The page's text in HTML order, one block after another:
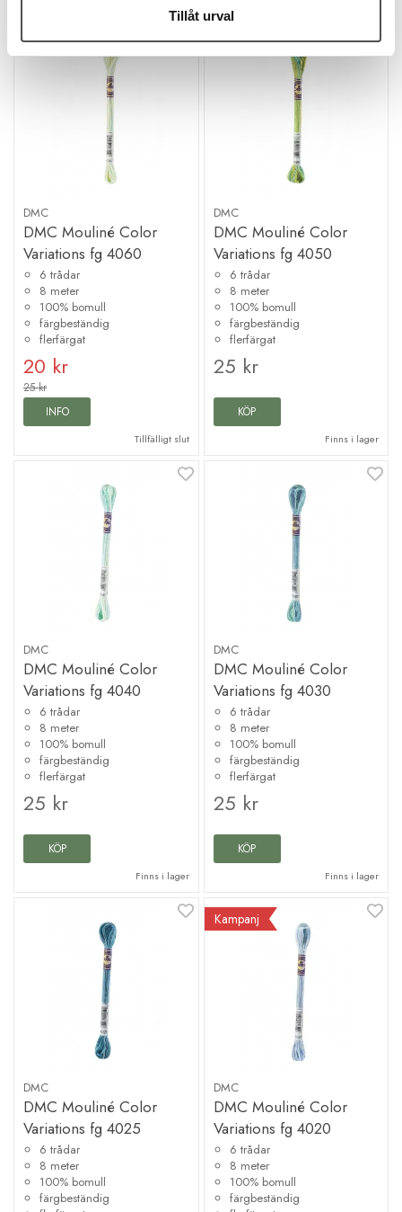
Tillåt urval
Kampanj
DMC
DMC Mouliné Color
Variations fg 4060
6 trådar
8 meter
100% bomull
färgbeständig
flerfärgat
20 kr
25 kr
INFO
Tillfälligt slut
DMC
DMC Mouliné Color
Variations fg 4050
6 trådar
8 meter
100% bomull
färgbeständig
flerfärgat
25 kr
KÖP
Finns i lager
DMC
DMC Mouliné Color
Variations fg 4040
6 trådar
8 meter
100% bomull
färgbeständig
flerfärgat
25 kr
KÖP
Finns i lager
DMC
DMC Mouliné Color
Variations fg 4030
6 trådar
8 meter
100% bomull
färgbeständig
flerfärgat
25 kr
KÖP
Finns i lager
DMC
DMC Mouliné Color
Variations fg 4025
6 trådar
8 meter
100% bomull
färgbeständig
Kampanj
DMC
DMC Mouliné Color
Variations fg 4020
6 trådar
8 meter
100% bomull
färgbeständig